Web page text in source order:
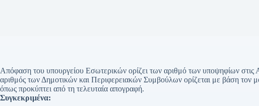
Απόφαση του υπουργείου Εσωτερικών ορίζει των αριθμό των υποψηφίων στις
αριθμός των Δημοτικών και Περιφερειακών Συμβούλων ορίζεται με βάση τον
όπως προκύπτει από τη τελευταία απογραφή.
Συγκεκριμένα: